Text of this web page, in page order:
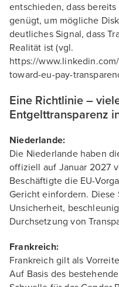
entschieden, dass
genügt, um mögliche
deutliches Signal, dass
Realität ist (vgl.
https://
toward-eu-pay-
Eine Richtlinie –
Entgelttransparenz
Niederlande:
Die Niederlande haben
offiziell auf Januar 2027
Beschäftigte die EU-
Gericht einfordern.
Unsicherheit,
Durchsetzung von
Frankreich:
Frankreich gilt als
Auf Basis des